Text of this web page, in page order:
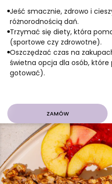
Jeść smacznie, zdrowo i
różnorodnością dań.
Trzymać się diety, która
(sportowe czy zdrowotne).
Oszczędzać czas na
świetna opcja dla osób,
gotować).
ZAMÓW